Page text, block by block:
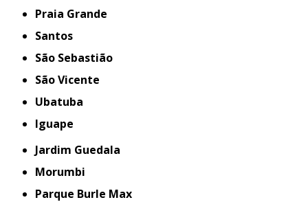
Praia Grande
Santos
São Sebastião
São Vicente
Ubatuba
iguape
Jardim Guedala
Morumbi
Parque Burle Max